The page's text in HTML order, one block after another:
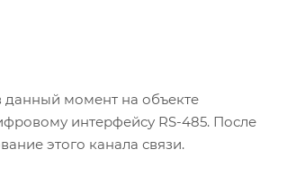
данный момент на объекте
интерфейсу RS-485. После
этого канала связи.